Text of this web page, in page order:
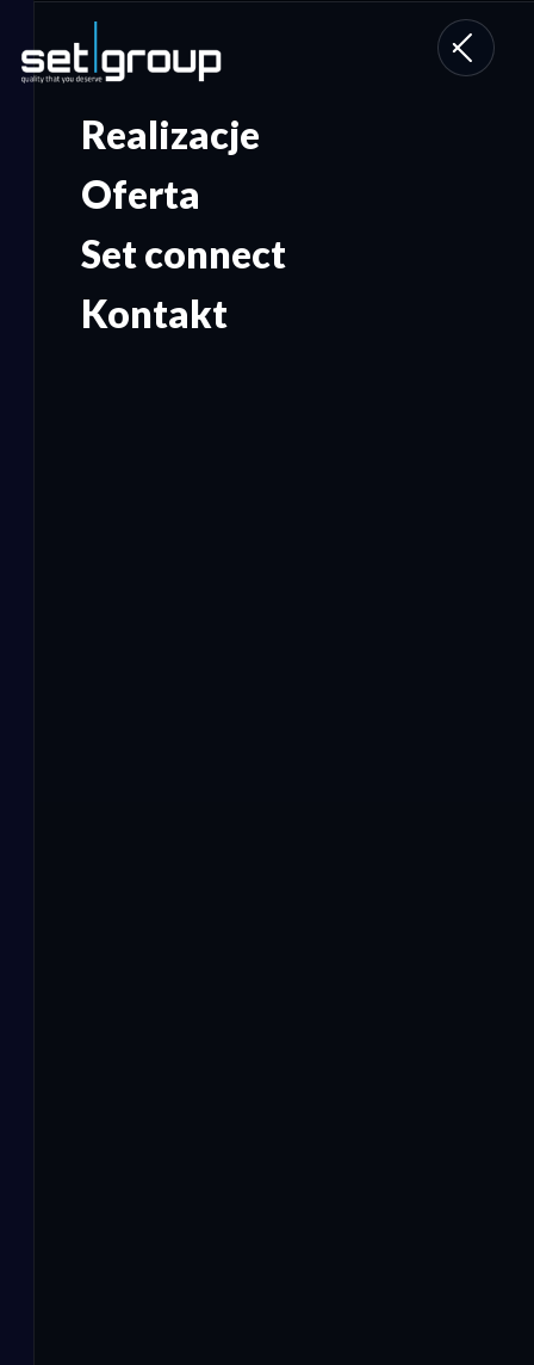
Realizacje
Oferta
Set connect
Kontakt
Toggle